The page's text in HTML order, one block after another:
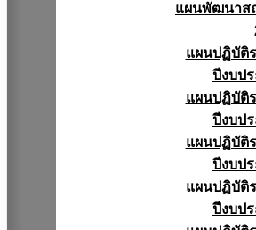
แผนพัฒนาส
แผนปฏิบัติ
ปีงบป
แผนปฏิบัติ
ปีงบป
แผนปฏิบัติ
ปีงบป
แผนปฏิบัติ
ปีงบป